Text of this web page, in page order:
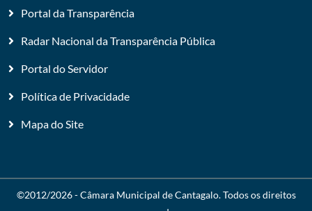
Portal da Transparência
Radar Nacional da Transparência Pública
Portal do Servidor
Política de Privacidade
Mapa do Site
©2012/2026 -Câmara Municipal de Cantagalo. Todos os direitos